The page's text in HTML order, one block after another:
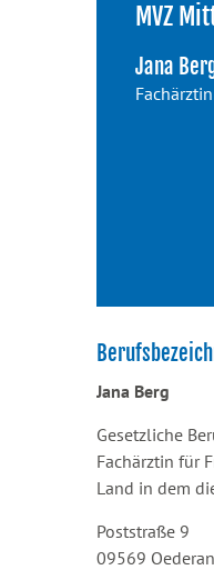
MVZ
Jana
Jana Berg
Gesetzliche
Fachärztin für
Land in dem
Poststraße 9
09569 Oederan